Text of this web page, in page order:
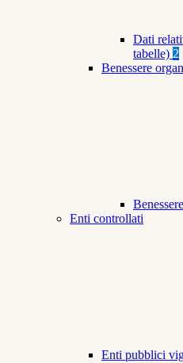
Dati
tabelle) 2
Benessere
Enti controllati
Enti pubblici